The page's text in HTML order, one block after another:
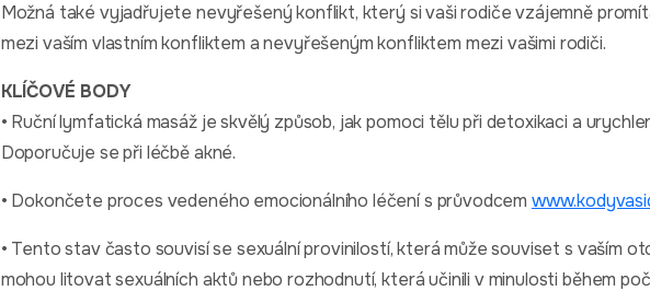
Možná také vyjadřujete nevyřešený konflikt, který si vaši rodiče vzájemně
mezi vaším vlastním konfliktem a nevyřešeným konfliktem mezi vašimi rodiči.
KLÍČOVÉ BODY
• Ruční lymfatická masáž je skvělý způsob, jak pomoci tělu při detoxikaci a
Doporučuje se při léčbě akné.
• Dokončete proces vedeného emocionálního léčení s průvodcem
• Tento stav často souvisí se sexuální provinilostí, která může souviset s vaším
mohou litovat sexuálních aktů nebo rozhodnutí, která učinili v minulosti během